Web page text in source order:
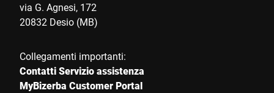
via G. Agnesi, 172
20832 Desio (MB)
Collegamenti importanti:
Contatti Servizio assistenza
MyBizerba Customer Portal